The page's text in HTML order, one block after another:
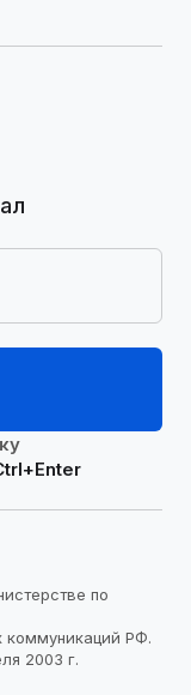
по
коммуникаций РФ.
2003 г.